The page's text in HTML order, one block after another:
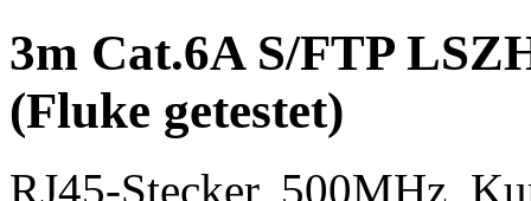
3m Cat.6A S/FTP
(Fluke getestet)
RJ45-Stecker, 500MHz,